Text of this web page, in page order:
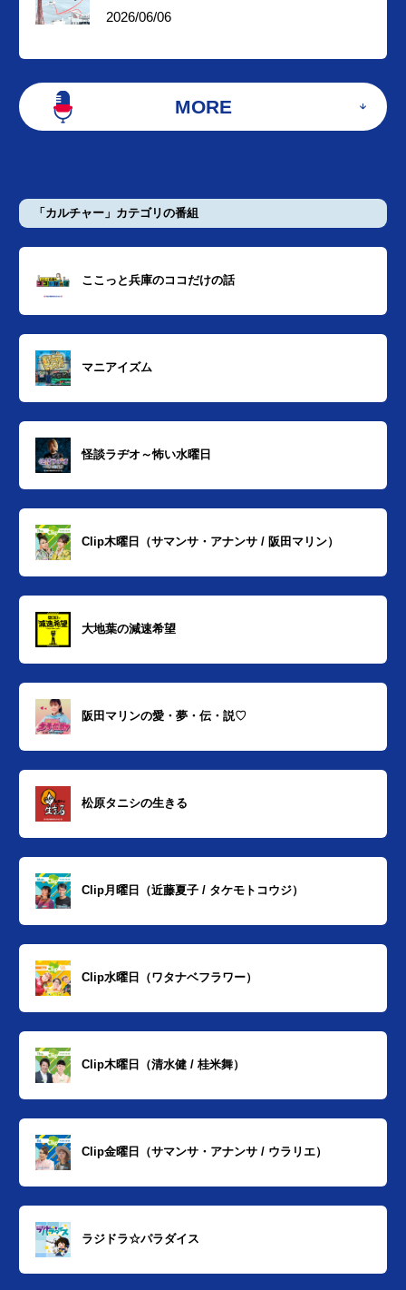
2026/06/06
MORE
「カルチャー」カテゴリの番組
ここっと兵庫のココだけの話
マニアイズム
怪談ラヂオ～怖い水曜日
Clip木曜日（サマンサ・アナンサ / 阪田マリン）
大地葉の減速希望
阪田マリンの愛・夢・伝・説♡
松原タニシの生きる
Clip月曜日（近藤夏子 / タケモトコウジ）
Clip水曜日（ワタナベフラワー）
Clip木曜日（清水健 / 桂米舞）
Clip金曜日（サマンサ・アナンサ / ウラリエ）
ラジドラ☆パラダイス